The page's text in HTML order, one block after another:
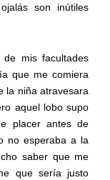
son inútiles
mis facultades
que me comiera
la niña atravesara
aquel lobo supo
placer antes de
no esperaba a la
saber que me
que sería justo